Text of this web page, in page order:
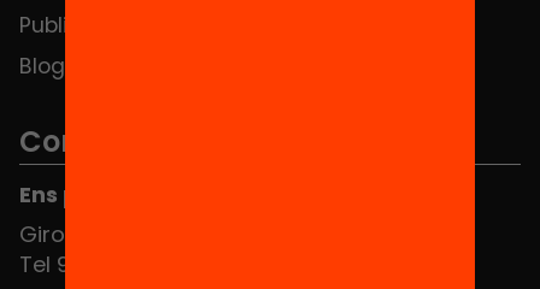
Publicacions i vídeos
Blog
Contacte
Ens pots trobar al Hub Social
Girona 34, interior 08010 Barcelona
Tel 934 588 700